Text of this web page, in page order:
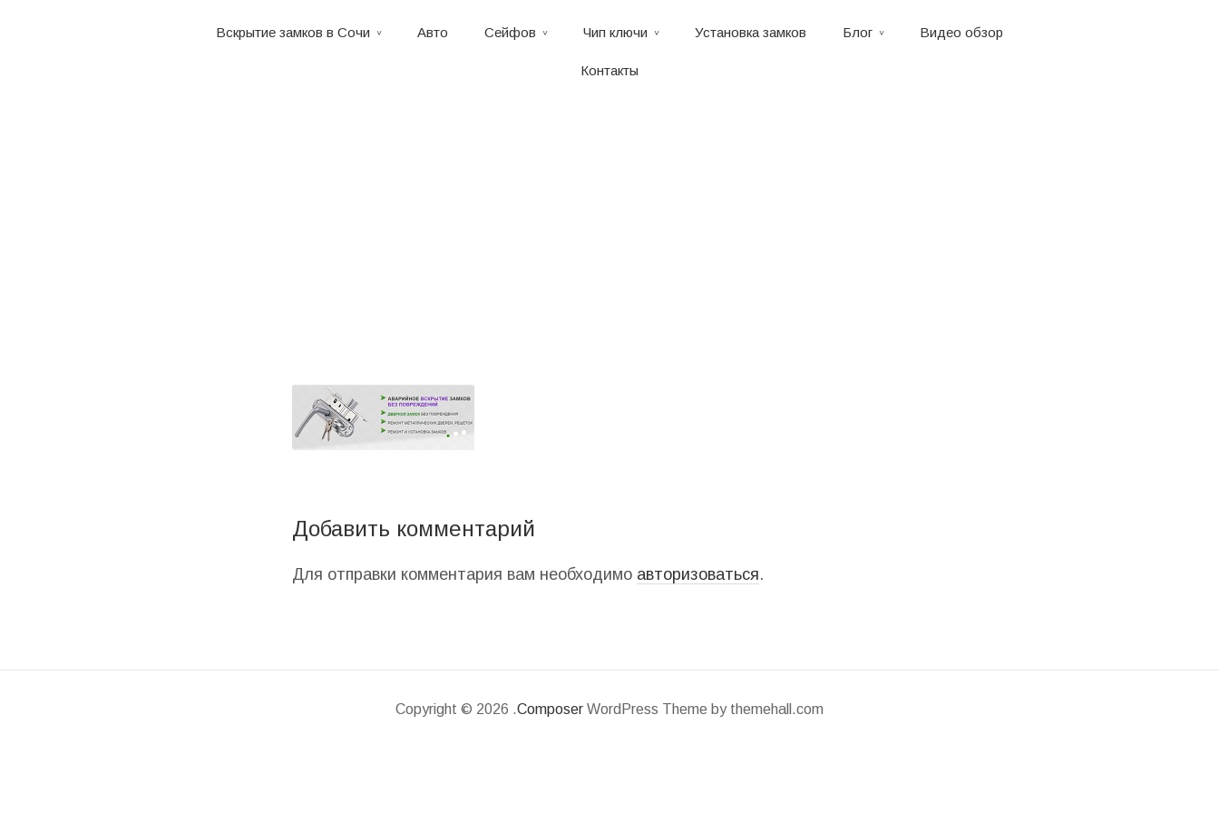
Вскрытие замков в Сочи Авто Сейфов Чип ключи Установка замков Блог Видео обзор
Контакты
Добавить комментарий
Для отправки комментария вам необходимо авторизоваться.
Copyright © 2026 .Composer WordPress Theme by themehall.com